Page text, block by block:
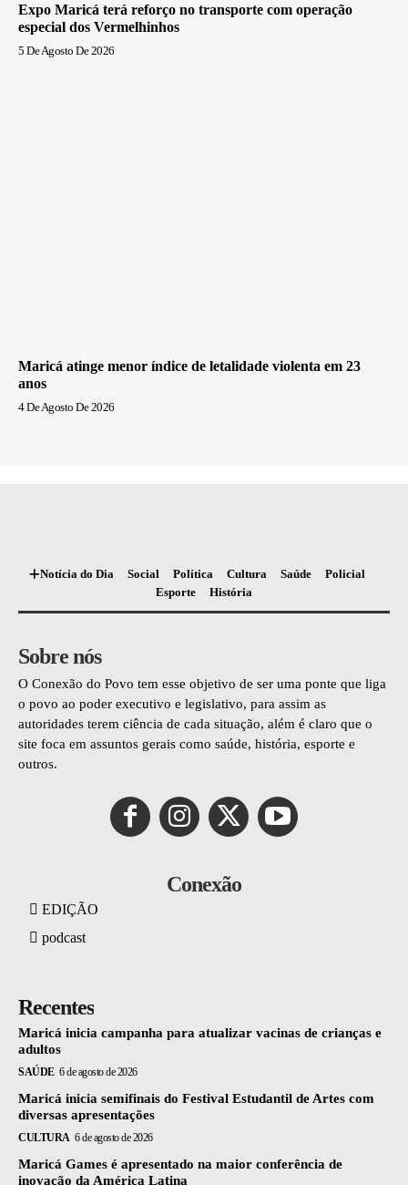
Expo Maricá terá reforço no transporte com operação
especial dos Vermelhinhos
5 De Agosto De 2026
Maricá atinge menor índice de letalidade violenta em 23
anos
4 De Agosto De 2026
Notícia do Dia Social Política Cultura Saúde
Policial
Esporte
História
Sobre nós
O Conexão do Povo tem esse objetivo de ser uma ponte que liga
o povo ao poder executivo e legislativo, para assim as
autoridades terem ciência de cada situação, além é claro que o
site foca em assuntos gerais como saúde, história, esporte e
outros.
Conexão
EDIÇÃO
podcast
Recentes
Maricá inicia campanha para atualizar vacinas de crianças e
adultos
SAÚDE 6 de agosto de 2026
Maricá inicia semifinais do Festival Estudantil de Artes com
diversas apresentações
CULTURA 6 de agosto de 2026
Maricá Games é apresentado na maior conferência de
inovação da América Latina